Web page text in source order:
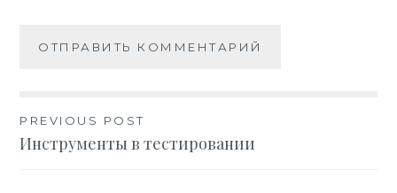
Навигация
PREVIOUS POST
Инструменты в тестировании